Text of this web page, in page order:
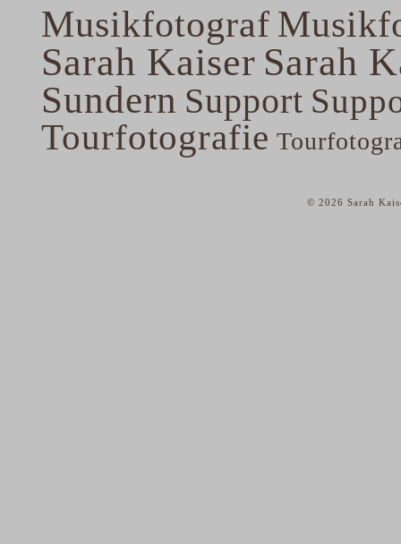
Musikfotograf
Sarah Kaiser Sarah
Sundern Support
Tourfotografie
© 2026 Sarah